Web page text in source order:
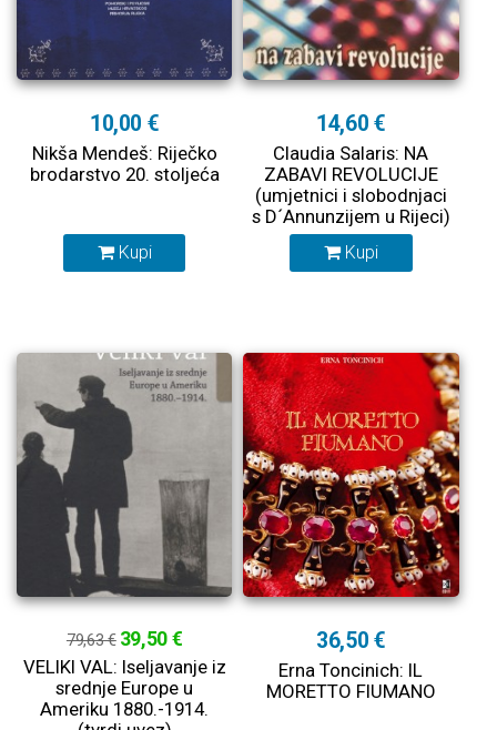
10,00 €
Nikša Mendeš: Riječko
brodarstvo 20. stoljeća
Kupi
14,60 €
Claudia Salaris: NA
ZABAVI REVOLUCIJE
(umjetnici i slobodnjaci
s D´Annunzijem u Rijeci)
Kupi
79,63 € 39,50 €
VELIKI VAL: Iseljavanje iz
srednje Europe u
Ameriku 1880.-1914.
36,50 €
Erna Toncinich: IL
MORETTO FIUMANO